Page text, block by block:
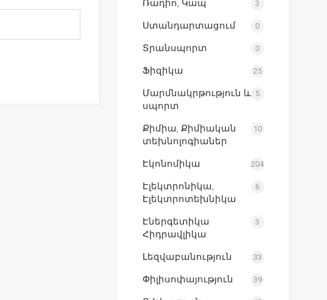
Ռադիո, Կապ 3
Ստանդարտացում 0
Տրանսպորտ 0
Ֆիզիկա 25
Մարմնակրթություն և
սպորտ
5
Քիմիա, Քիմիական
տեխնոլոգիաներ
10
Էկոնոմիկա 204
Էլեկտրոնիկա,
Էլեկտրոտեխնիկա
6
Էներգետիկա
Հիդրավլիկա
3
Լեզվաբանություն 33
Փիլիսոփայություն 39